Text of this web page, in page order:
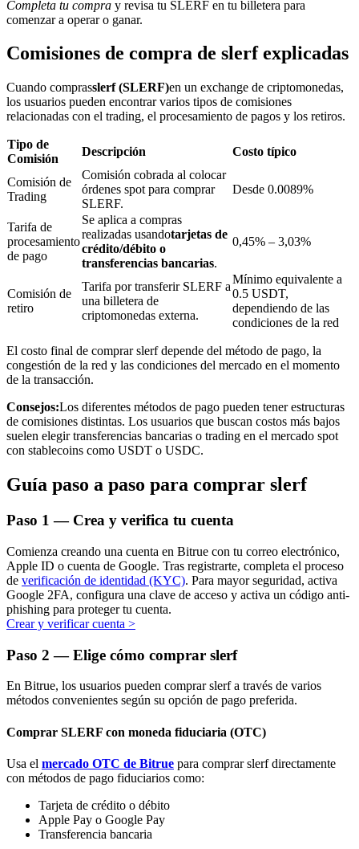
Inversiones exclusivas para titulares de BTR
Préstamos
Servicio de préstamos respaldado por criptomonedas
Inversión automática
Obtenga ganancias a largo plazo e intereses flexibles
Obtenga más información sobre cómo obtener ingresos pasivos
Bitrue
AI
Bitrue Partners
Completa tu compra y revisa tu SLERF en tu billetera para
comenzar a operar o ganar.
Comisiones de compra de slerf explicadas
Cuando comprasslerf (SLERF)en un exchange de criptomonedas,
los usuarios pueden encontrar varios tipos de comisiones
relacionadas con el trading, el procesamiento de pagos y los retiros.
Tipo de
Comisión
Descripción Costo típico
Comisión de
Trading
Comisión cobrada al colocar
órdenes spot para comprar
SLERF.
Desde 0.0089%
Tarifa de
procesamiento
de pago
Se aplica a compras
realizadas usandotarjetas de
crédito/débito o
transferencias bancarias.
0,45% – 3,03%
Comisión de
retiro
Tarifa por transferir SLERF a
una billetera de
criptomonedas externa.
Mínimo equivalente a
0.5 USDT,
dependiendo de las
condiciones de la red
El costo final de comprar slerf depende del método de pago, la
congestión de la red y las condiciones del mercado en el momento
de la transacción.
Consejos:Los diferentes métodos de pago pueden tener estructuras
de comisiones distintas. Los usuarios que buscan costos más bajos
suelen elegir transferencias bancarias o trading en el mercado spot
con stablecoins como USDT o USDC.
Guía paso a paso para comprar slerf
Paso 1 — Crea y verifica tu cuenta
Comienza creando una cuenta en Bitrue con tu correo electrónico,
Apple ID o cuenta de Google. Tras registrarte, completa el proceso
de verificación de identidad (KYC). Para mayor seguridad, activa
Google 2FA, configura una clave de acceso y activa un código anti-
phishing para proteger tu cuenta.
Crear y verificar cuenta >
Paso 2 — Elige cómo comprar slerf
En Bitrue, los usuarios pueden comprar slerf a través de varios
métodos convenientes según su opción de pago preferida.
Comprar SLERF con moneda fiduciaria (OTC)
Usa el mercado OTC de Bitrue para comprar slerf directamente
con métodos de pago fiduciarios como:
Tarjeta de crédito o débito
Apple Pay o Google Pay
Transferencia bancaria